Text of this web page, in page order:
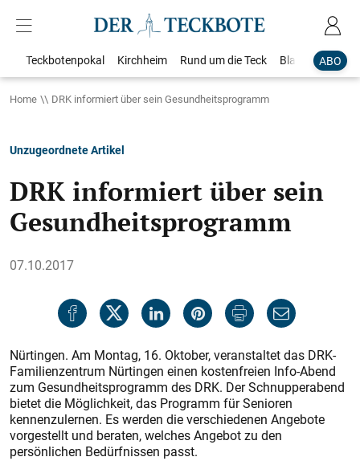
ABO
Teckbotenpokal Kirchheim Rund um die Teck Blaulicht
Home DRK informiert über sein Gesundheitsprogramm
Unzugeordnete Artikel
DRK informiert über sein
Gesundheitsprogramm
07.10.2017
Nürtingen. Am Montag, 16. Oktober, veranstaltet das DRK-
Familienzentrum Nürtingen einen kostenfreien Info-Abend
zum Gesundheitsprogramm des DRK. Der Schnupperabend
bietet die Möglichkeit, das Programm für Senioren
kennenzulernen. Es werden die verschiedenen Angebote
vorgestellt und beraten, welches Angebot zu den
persönlichen Bedürfnissen passt.